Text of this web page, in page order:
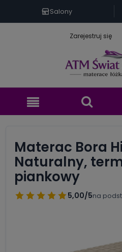
Salony
Zarejestruj się
Materac Bora
Naturalny,
piankowy
5,00/5na